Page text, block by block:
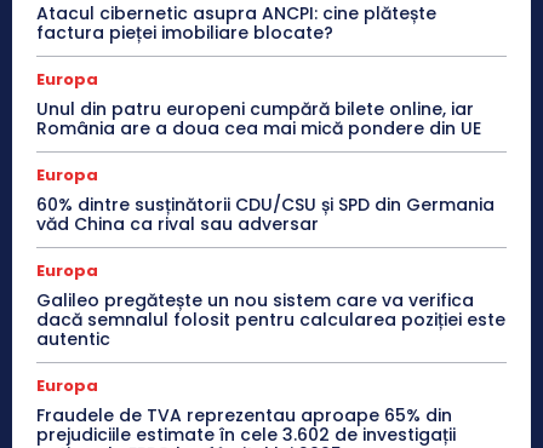
Atacul cibernetic asupra ANCPI: cine plătește
factura pieței imobiliare blocate?
Europa
Unul din patru europeni cumpără bilete online, iar
România are a doua cea mai mică pondere din UE
Europa
60% dintre susținătorii CDU/CSU și SPD din Germania
văd China ca rival sau adversar
Europa
Galileo pregătește un nou sistem care va verifica
dacă semnalul folosit pentru calcularea poziției este
autentic
Europa
Fraudele de TVA reprezentau aproape 65% din
prejudiciile estimate în cele 3.602 de investigații